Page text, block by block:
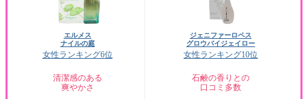
エルメス
ナイルの庭
女性ランキング6位
清潔感のある
爽やかさ
ジェニファーロペス
グロウバイジェイロー
女性ランキング10位
石鹸の香りとの
口コミ多数